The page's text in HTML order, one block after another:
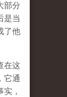
部分
是当
了他
在这
它通
，